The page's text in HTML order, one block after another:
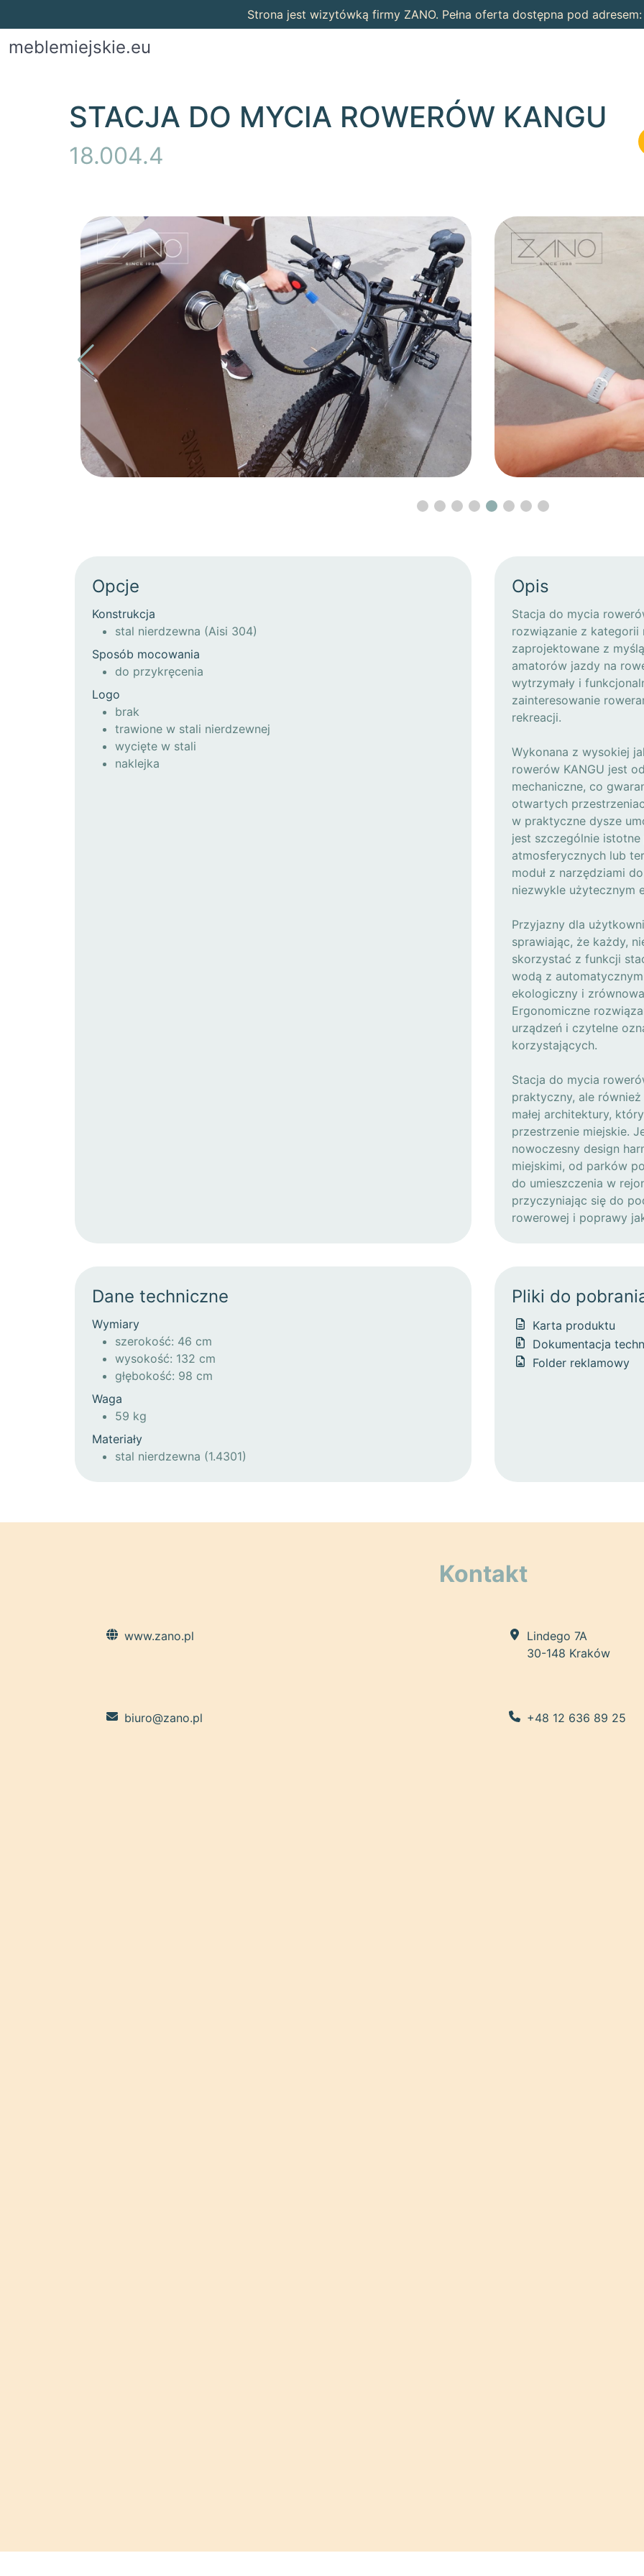
Strona jest wizytówką firmy ZANO. Pełna oferta dostępna pod adresem:
meblemiejskie.eu
STACJA DO MYCIA ROWERÓW KANGU
18.004.4
Opcje
Konstrukcja
stal nierdzewna (Aisi 304)
Sposób mocowania
do przykręcenia
Logo
brak
trawione w stali nierdzewnej
wycięte w stali
naklejka
Opis
Stacja do mycia
rozwiązanie z kategorii
zaprojektowane z
amatorów jazdy na
wytrzymały i
zainteresowanie
rekreacji.
Wykonana z wysokiej
rowerów KANGU jest
mechaniczne, co
otwartych
w praktyczne dysze
jest szczególnie
atmosferycznych lub
moduł z narzędziami
niezwykle użytecznym
Przyjazny dla
sprawiając, że każdy,
skorzystać z funkcji
wodą z
ekologiczny i
Ergonomiczne
urządzeń i czytelne
korzystających.
Stacja do mycia
praktyczny, ale
małej architektury,
przestrzenie miejskie.
nowoczesny design
miejskimi, od parków
do umieszczenia w
przyczyniając się do
rowerowej i poprawy
Dane techniczne
Wymiary
szerokość: 46 cm
wysokość: 132 cm
głębokość: 98 cm
Waga
59 kg
Materiały
stal nierdzewna (1.4301)
Pliki do
Karta produktu
Dokumentacja
Folder reklamowy
Kontakt
www.zano.pl
Lindego 7A
30-148 Kraków
biuro@zano.pl +48 12 636 89 25